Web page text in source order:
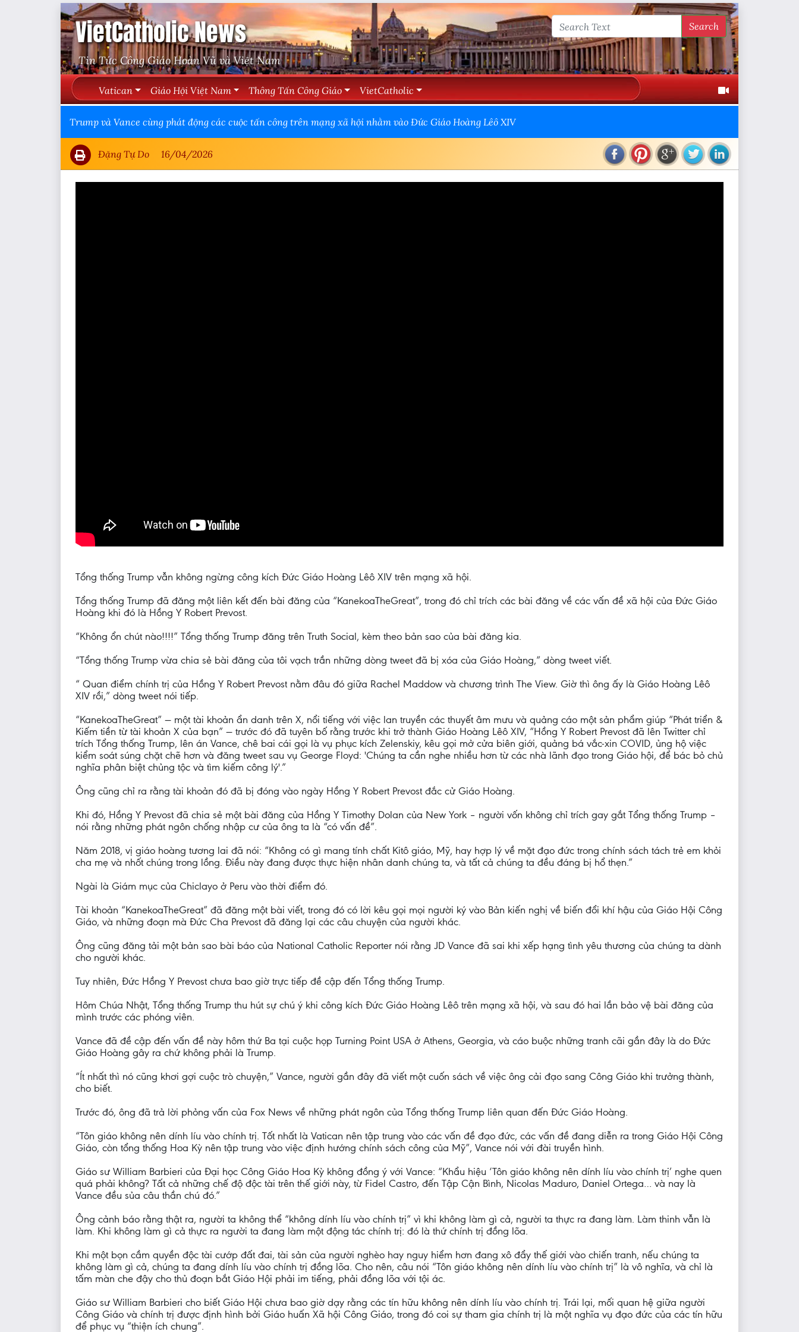
VietCatholic News
Tin Tức Công Giáo Hoàn Vũ và Việt Nam
Search
Vatican Giáo Hội Việt Nam Thông Tấn Công Giáo VietCatholic
Trump và Vance cùng phát động các cuộc tấn công trên mạng xã hội nhằm vào Đức Giáo Hoàng Lêô XIV
Đặng Tự Do 16/04/2026
Tổng thống Trump vẫn không ngừng công kích Đức Giáo Hoàng Lêô XIV trên mạng xã hội.
Tổng thống Trump đã đăng một liên kết đến bài đăng của “KanekoaTheGreat”, trong đó chỉ trích các bài đăng về các vấn đề xã hội của Đức Giáo
Hoàng khi đó là Hồng Y Robert Prevost.
“Không ổn chút nào!!!!” Tổng thống Trump đăng trên Truth Social, kèm theo bản sao của bài đăng kia.
“Tổng thống Trump vừa chia sẻ bài đăng của tôi vạch trần những dòng tweet đã bị xóa của Giáo Hoàng,” dòng tweet viết.
“ Quan điểm chính trị của Hồng Y Robert Prevost nằm đâu đó giữa Rachel Maddow và chương trình The View. Giờ thì ông ấy là Giáo Hoàng Lêô
XIV rồi,” dòng tweet nói tiếp.
“KanekoaTheGreat” — một tài khoản ẩn danh trên X, nổi tiếng với việc lan truyền các thuyết âm mưu và quảng cáo một sản phẩm giúp “Phát triển &
Kiếm tiền từ tài khoản X của bạn” — trước đó đã tuyên bố rằng trước khi trở thành Giáo Hoàng Lêô XIV, “Hồng Y Robert Prevost đã lên Twitter chỉ
trích Tổng thống Trump, lên án Vance, chê bai cái gọi là vụ phục kích Zelenskiy, kêu gọi mở cửa biên giới, quảng bá vắc-xin COVID, ủng hộ việc
kiểm soát súng chặt chẽ hơn và đăng tweet sau vụ George Floyd: 'Chúng ta cần nghe nhiều hơn từ các nhà lãnh đạo trong Giáo hội, để bác bỏ chủ
nghĩa phân biệt chủng tộc và tìm kiếm công lý'.”
Ông cũng chỉ ra rằng tài khoản đó đã bị đóng vào ngày Hồng Y Robert Prevost đắc cử Giáo Hoàng.
Khi đó, Hồng Y Prevost đã chia sẻ một bài đăng của Hồng Y Timothy Dolan của New York – người vốn không chỉ trích gay gắt Tổng thống Trump –
nói rằng những phát ngôn chống nhập cư của ông ta là “có vấn đề”.
Năm 2018, vị giáo hoàng tương lai đã nói: “Không có gì mang tính chất Kitô giáo, Mỹ, hay hợp lý về mặt đạo đức trong chính sách tách trẻ em khỏi
cha mẹ và nhốt chúng trong lồng. Điều này đang được thực hiện nhân danh chúng ta, và tất cả chúng ta đều đáng bị hổ thẹn.”
Ngài là Giám mục của Chiclayo ở Peru vào thời điểm đó.
Tài khoản “KanekoaTheGreat” đã đăng một bài viết, trong đó có lời kêu gọi mọi người ký vào Bản kiến nghị về biến đổi khí hậu của Giáo Hội Công
Giáo, và những đoạn mà Đức Cha Prevost đã đăng lại các câu chuyện của người khác.
Ông cũng đăng tải một bản sao bài báo của National Catholic Reporter nói rằng JD Vance đã sai khi xếp hạng tình yêu thương của chúng ta dành
cho người khác.
Tuy nhiên, Đức Hồng Y Prevost chưa bao giờ trực tiếp đề cập đến Tổng thống Trump.
Hôm Chúa Nhật, Tổng thống Trump thu hút sự chú ý khi công kích Đức Giáo Hoàng Lêô trên mạng xã hội, và sau đó hai lần bảo vệ bài đăng của
mình trước các phóng viên.
Vance đã đề cập đến vấn đề này hôm thứ Ba tại cuộc họp Turning Point USA ở Athens, Georgia, và cáo buộc những tranh cãi gần đây là do Đức
Giáo Hoàng gây ra chứ không phải là Trump.
“Ít nhất thì nó cũng khơi gợi cuộc trò chuyện,” Vance, người gần đây đã viết một cuốn sách về việc ông cải đạo sang Công Giáo khi trưởng thành,
cho biết.
Trước đó, ông đã trả lời phỏng vấn của Fox News về những phát ngôn của Tổng thống Trump liên quan đến Đức Giáo Hoàng.
“Tôn giáo không nên dính líu vào chính trị. Tốt nhất là Vatican nên tập trung vào các vấn đề đạo đức, các vấn đề đang diễn ra trong Giáo Hội Công
Giáo, còn tổng thống Hoa Kỳ nên tập trung vào việc định hướng chính sách công của Mỹ”, Vance nói với đài truyền hình.
Giáo sư William Barbieri của Đại học Công Giáo Hoa Kỳ không đồng ý với Vance: “Khẩu hiệu ‘Tôn giáo không nên dính líu vào chính trị’ nghe quen
quá phải không? Tất cả những chế độ độc tài trên thế giới này, từ Fidel Castro, đến Tập Cận Bình, Nicolas Maduro, Daniel Ortega… và nay là
Vance đều sủa câu thần chú đó.”
Ông cảnh báo rằng thật ra, người ta không thể “không dính líu vào chính trị” vì khi không làm gì cả, người ta thực ra đang làm. Làm thinh vẫn là
làm. Khi không làm gì cả thực ra người ta đang làm một động tác chính trị: đó là thứ chính trị đồng lõa.
Khi một bọn cầm quyền độc tài cướp đất đai, tài sản của người nghèo hay nguy hiểm hơn đang xô đẩy thế giới vào chiến tranh, nếu chúng ta
không làm gì cả, chúng ta đang dính líu vào chính trị đồng lõa. Cho nên, câu nói “Tôn giáo không nên dính líu vào chính trị” là vô nghĩa, và chỉ là
tấm màn che đậy cho thủ đoạn bắt Giáo Hội phải im tiếng, phải đồng lõa với tội ác.
Giáo sư William Barbieri cho biết Giáo Hội chưa bao giờ dạy rằng các tín hữu không nên dính líu vào chính trị. Trái lại, mối quan hệ giữa người
Công Giáo và chính trị được định hình bởi Giáo huấn Xã hội Công Giáo, trong đó coi sự tham gia chính trị là một nghĩa vụ đạo đức của các tín hữu
để phục vụ “thiện ích chung”.